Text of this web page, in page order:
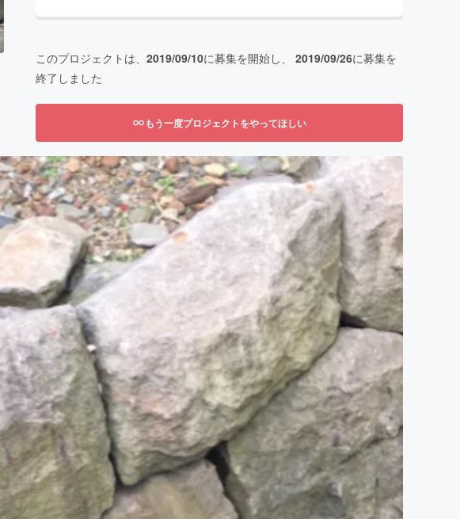
このプロジェクトは、 2019/09/10に募集を開始し、 2019/09/26に募集を
終了しました
もう一度プロジェクトをやってほしい